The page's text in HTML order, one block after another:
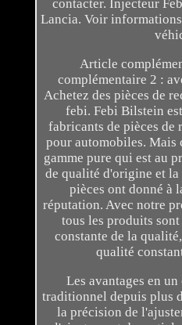
contacter. Injecteur
Lancia. Voir
Article
complémentaire 2 :
Achetez des pièces de
febi. Febi Bilstein
fabricants de pièces de
pour automobiles. Mais
gamme pure qui est au
de qualité d'origine et
pièces ont donné à
réputation. Avec notre
tous les produits
constante de la
qualité
Les avantages en
traditionnel depuis plus
la précision de